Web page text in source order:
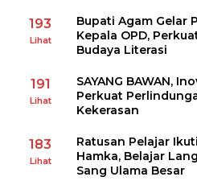
193
Lihat
Bupati Agam Gelar
Kepala OPD,
Budaya Literasi
191
Lihat
SAYANG BAWAN,
Perkuat
Kekerasan
183
Lihat
Ratusan Pelajar
Hamka, Belajar
Sang Ulama Besar